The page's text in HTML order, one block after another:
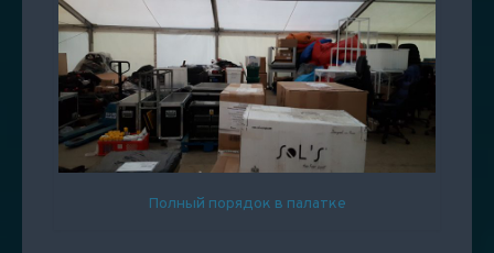
Полный порядок в палатке